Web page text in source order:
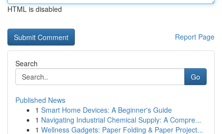
HTML is disabled
Report Page
Search
Go
Published News
1 Smart Home Devices: A Beginner's Guide
1 Navigating Industrial Chemical Supply: A Compre...
1 Wellness Gadgets: Paper Folding & Paper Project...